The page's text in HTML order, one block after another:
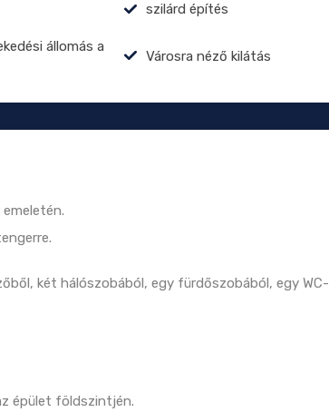
szilárd építés
állomás a
Városra néző kilátás
két hálószobából, egy fürdőszobából, egy WC-
épület földszintjén.